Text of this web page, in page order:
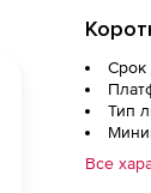
Срок
Тип
Все